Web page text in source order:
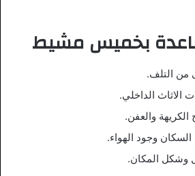
بخميس مشيط
من التلف.
الاثاث الداخلي.
والعفن.
وجود الهواء.
وشكل المكان.